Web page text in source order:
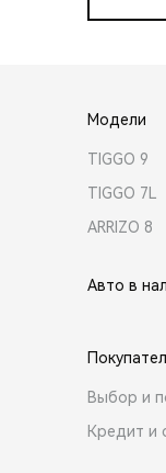
Модели
TIGGO 9
TIGGO 7L
ARRIZO 8
Авто в
Выбор и
Кредит и